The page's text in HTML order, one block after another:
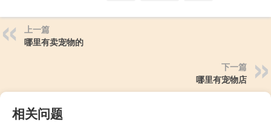
上一篇
哪里有卖宠物的
下一篇
哪里有宠物店
相关问题